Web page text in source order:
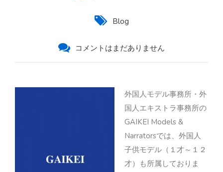
Blog
コメントはまだありません
外国人モデル事務所・外
国人エキストラ事務所の
GAIKEI Models &
Narratorsでは、外国人
子供モデル（１才～１２
才）も所属しておりま